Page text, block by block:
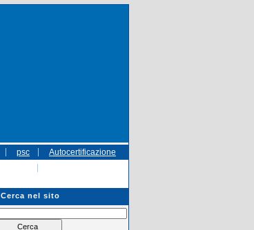
psc
Autocertificazione
Cerca nel sito